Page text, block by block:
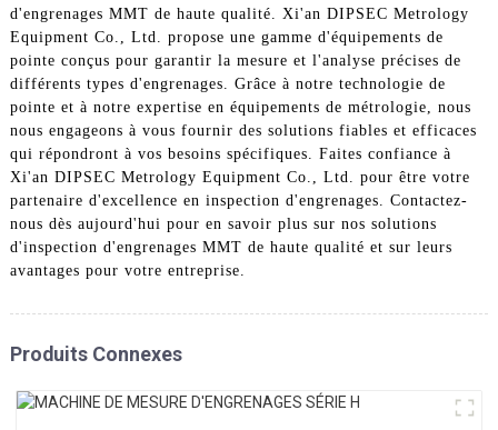
d'engrenages MMT de haute qualité. Xi'an DIPSEC Metrology
Equipment Co., Ltd. propose une gamme d'équipements de
pointe conçus pour garantir la mesure et l'analyse précises de
différents types d'engrenages. Grâce à notre technologie de
pointe et à notre expertise en équipements de métrologie, nous
nous engageons à vous fournir des solutions fiables et efficaces
qui répondront à vos besoins spécifiques. Faites confiance à
Xi'an DIPSEC Metrology Equipment Co., Ltd. pour être votre
partenaire d'excellence en inspection d'engrenages. Contactez-
nous dès aujourd'hui pour en savoir plus sur nos solutions
d'inspection d'engrenages MMT de haute qualité et sur leurs
avantages pour votre entreprise.
Produits Connexes